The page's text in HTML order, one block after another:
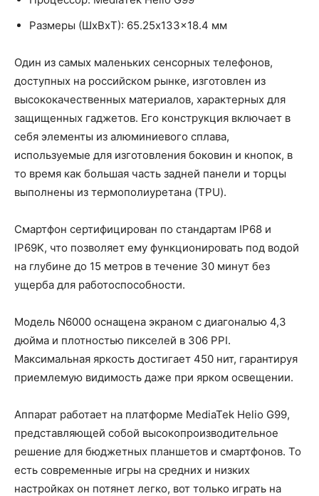
Размеры (ШxВxТ): 65.25x133x18.4 мм
Один из самых маленьких сенсорных телефонов,
доступных на российском рынке, изготовлен из
высококачественных материалов, характерных для
защищенных гаджетов. Его конструкция включает в
себя элементы из алюминиевого сплава,
используемые для изготовления боковин и кнопок, в
то время как большая часть задней панели и торцы
выполнены из термополиуретана (TPU).
Смартфон сертифицирован по стандартам IP68 и
IP69K, что позволяет ему функционировать под водой
на глубине до 15 метров в течение 30 минут без
ущерба для работоспособности.
Модель N6000 оснащена экраном с диагональю 4,3
дюйма и плотностью пикселей в 306 PPI.
Максимальная яркость достигает 450 нит, гарантируя
приемлемую видимость даже при ярком освещении.
Аппарат работает на платформе MediaTek Helio G99,
представляющей собой высокопроизводительное
решение для бюджетных планшетов и смартфонов. То
есть современные игры на средних и низких
настройках он потянет легко, вот только играть на